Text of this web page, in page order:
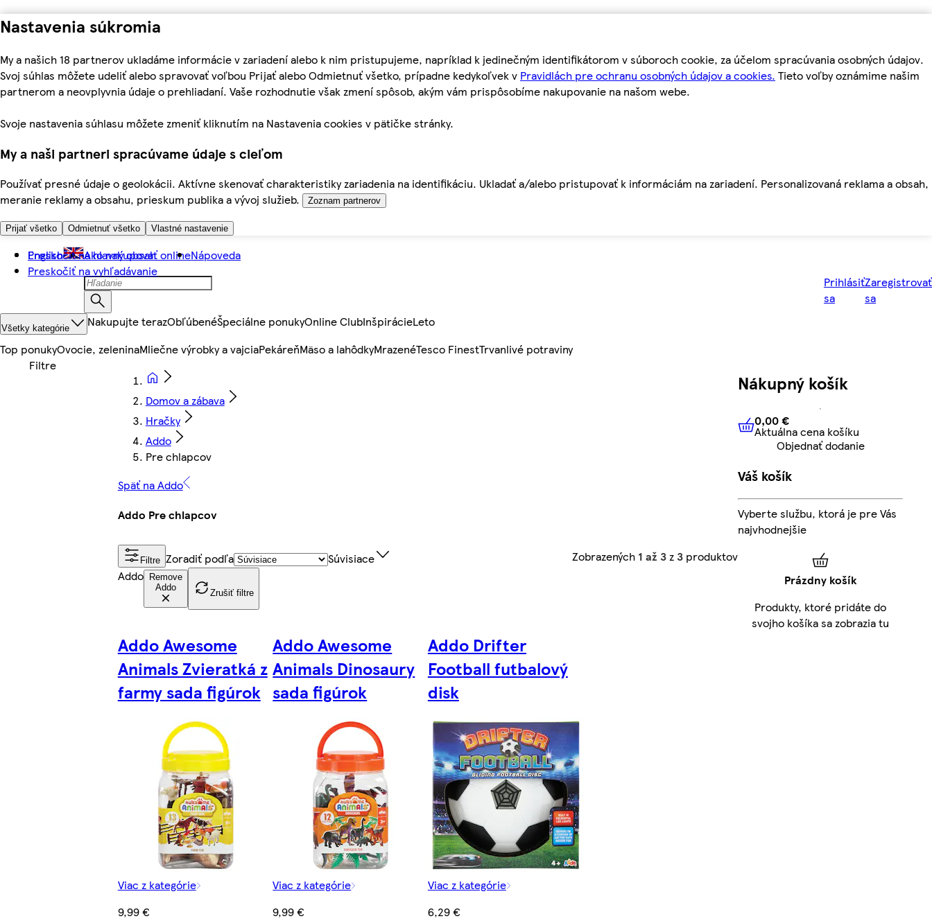
Nastavenia súkromia
My a našich 18 partnerov ukladáme informácie v zariadení alebo k nim pristupujeme, napríklad k jedinečným identifikátorom v súboroch cookie, za účelom spracúvania osobných údajov.
Svoj súhlas môžete udeliť alebo spravovať voľbou Prijať alebo Odmietnuť všetko, prípadne kedykoľvek v Pravidlách pre ochranu osobných údajov a cookies. Tieto voľby oznámime našim
partnerom a neovplyvnia údaje o prehliadaní. Vaše rozhodnutie však zmení spôsob, akým vám prispôsobíme nakupovanie na našom webe.
Svoje nastavenia súhlasu môžete zmeniť kliknutím na Nastavenia cookies v pätičke stránky.
My a naši partneri spracúvame údaje s cieľom
Používať presné údaje o geolokácii. Aktívne skenovať charakteristiky zariadenia na identifikáciu. Ukladať a/alebo pristupovať k informáciám na zariadení. Personalizovaná reklama a obsah,
meranie reklamy a obsahu, prieskum publika a vývoj služieb.
Zoznam partnerov
Prijať všetko Odmietnuť všetko Vlastné nastavenie
Preskočiť na hlavný obsah
Preskočiť na vyhľadávanie
English Ako nakupovať onlineNápoveda
Prihlásiť
sa
Zaregistrovať
sa
Všetky kategórie Nakupujte terazObľúbenéŠpeciálne ponukyOnline ClubInšpirácieLeto
Top ponukyOvocie, zeleninaMliečne výrobky a vajciaPekáreňMäso a lahôdkyMrazenéTesco FinestTrvanlivé potraviny
Domov a zábava
Hračky
Addo
Pre chlapcov
Späť na Addo
Addo Pre chlapcov
Filtre Zoradiť podľa Súvisiace Zobrazených 1 až 3z3 produktov
Addo
Remove
Addo
Zrušiť filtre
Addo Awesome
Animals Zvieratká z
farmy sada figúrok
Viac z kategórie
9,99 €
Addo Awesome
Animals Dinosaury
sada figúrok
Viac z kategórie
9,99 €
Addo Drifter
Football futbalový
disk
Viac z kategórie
6,29 €
Nákupný košík
0,00 € Aktuálna cena košíku
0,00 €
Aktuálna cena košíku
Objednať dodanie
Váš košík
Vyberte službu, ktorá je pre Vás
najvhodnejšie
Prázdny košík
Produkty, ktoré pridáte do
svojho košíka sa zobrazia tu